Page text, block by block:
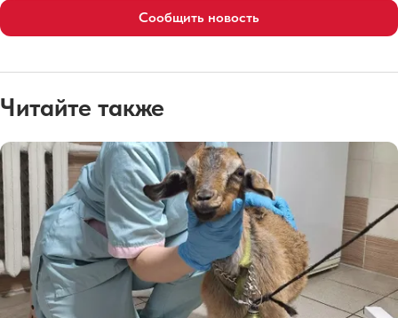
Сообщить новость
Читайте также